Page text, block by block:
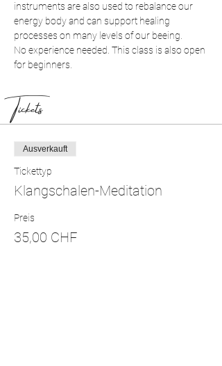
instruments are also used to rebalance our
energy body and can support healing
processes on many levels of our beeing.
No experience needed. This class is also open
for beginners.
Tickets
Ausverkauft
Tickettyp
Klangschalen-Meditation
Preis
35,00 CHF